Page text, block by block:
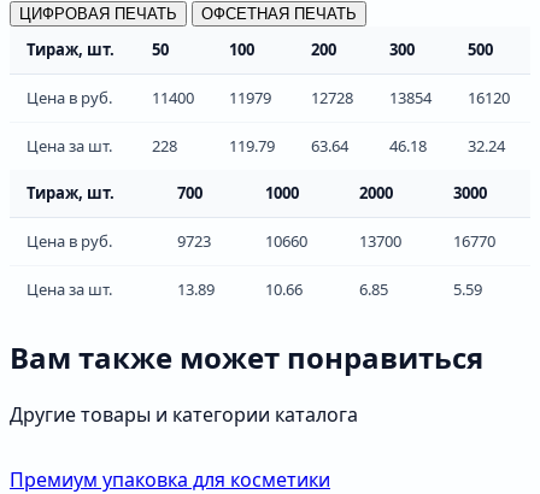
ЦИФРОВАЯ ПЕЧАТЬ ОФСЕТНАЯ ПЕЧАТЬ
Тираж, шт. 50 100 200 300 500
Цена в руб. 11400 11979 12728 13854 16120
Цена за шт. 228 119.79 63.64 46.18 32.24
Тираж, шт. 700 1000 2000 3000
Цена в руб. 9723 10660 13700 16770
Цена за шт. 13.89 10.66 6.85 5.59
Вам также может понравиться
Другие товары и категории каталога
Премиум упаковка для косметики